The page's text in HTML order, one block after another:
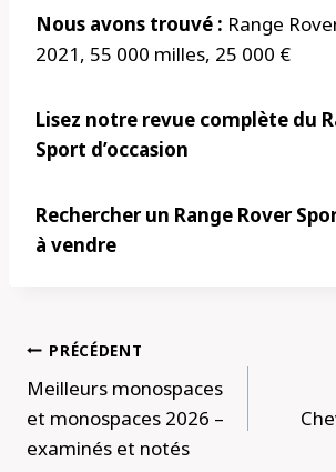
Nous avons trouvé : Range
2021, 55 000 milles, 25 000 €
Lisez notre revue complète du
Sport d’occasion
Rechercher un Range Rover
à vendre
Navigation
de
l’article
PRÉCÉDENT
Meilleurs monospaces
et monospaces 2026 –
examinés et notés